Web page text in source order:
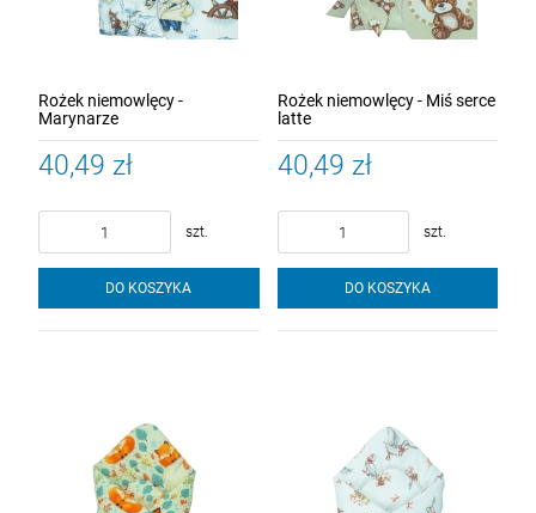
Rożek niemowlęcy -
Marynarze
40,49 zł
szt.
DO KOSZYKA
Rożek niemowlęcy - Miś serce
latte
40,49 zł
szt.
DO KOSZYKA